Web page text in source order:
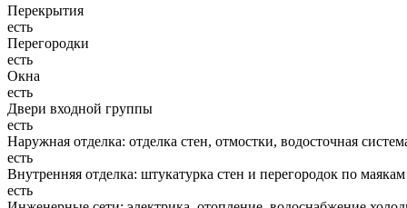
Перекрытия
есть
Перегородки
есть
Окна
есть
Двери входной группы
есть
Наружная отделка: отделка стен, отмостки, водосточная
есть
Внутренняя отделка: штукатурка стен и перегородок по маякам
есть